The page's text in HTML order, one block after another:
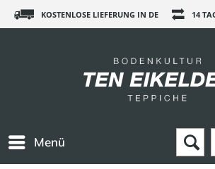
KOSTENLOSE LIEFERUNG IN DE 14
Menü